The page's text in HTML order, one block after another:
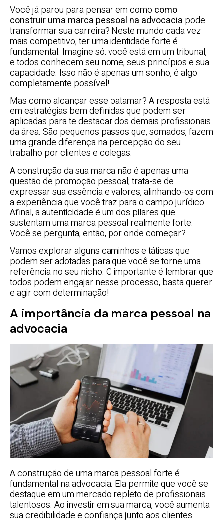
Você já parou para pensar em como como
construir uma marca pessoal na advocacia pode
transformar sua carreira? Neste mundo cada vez
mais competitivo, ter uma identidade forte é
fundamental. Imagine só: você está em um tribunal,
e todos conhecem seu nome, seus princípios e sua
capacidade. Isso não é apenas um sonho, é algo
completamente possível!
Mas como alcançar esse patamar? A resposta está
em estratégias bem definidas que podem ser
aplicadas para te destacar dos demais profissionais
da área. São pequenos passos que, somados, fazem
uma grande diferença na percepção do seu
trabalho por clientes e colegas.
A construção da sua marca não é apenas uma
questão de promoção pessoal; trata-se de
expressar sua essência e valores, alinhando-os com
a experiência que você traz para o campo jurídico.
Afinal, a autenticidade é um dos pilares que
sustentam uma marca pessoal realmente forte.
Você se pergunta, então, por onde começar?
Vamos explorar alguns caminhos e táticas que
podem ser adotadas para que você se torne uma
referência no seu nicho. O importante é lembrar que
todos podem engajar nesse processo, basta querer
e agir com determinação!
A importância da marca pessoal na
advocacia
A construção de uma marca pessoal forte é
fundamental na advocacia. Ela permite que você se
destaque em um mercado repleto de profissionais
talentosos. Ao investir em sua marca, você aumenta
sua credibilidade e confiança junto aos clientes.